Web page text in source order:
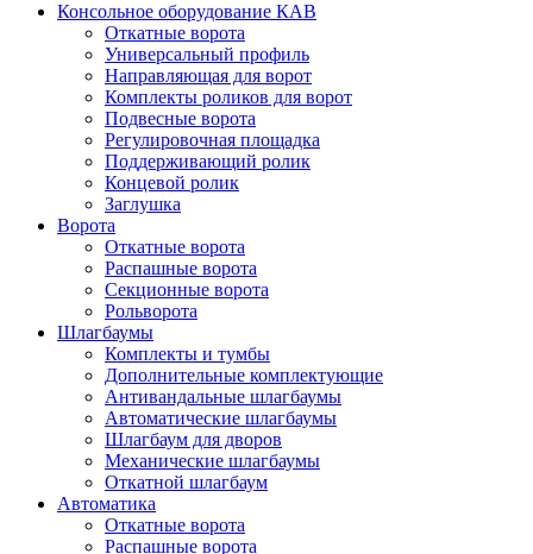
Консольное оборудование КАВ
Откатные ворота
Универсальный профиль
Направляющая для ворот
Комплекты роликов для ворот
Подвесные ворота
Регулировочная площадка
Поддерживающий ролик
Концевой ролик
Заглушка
Ворота
Откатные ворота
Распашные ворота
Секционные ворота
Рольворота
Шлагбаумы
Комплекты и тумбы
Дополнительные комплектующие
Антивандальные шлагбаумы
Автоматические шлагбаумы
Шлагбаум для дворов
Механические шлагбаумы
Откатной шлагбаум
Автоматика
Откатные ворота
Распашные ворота